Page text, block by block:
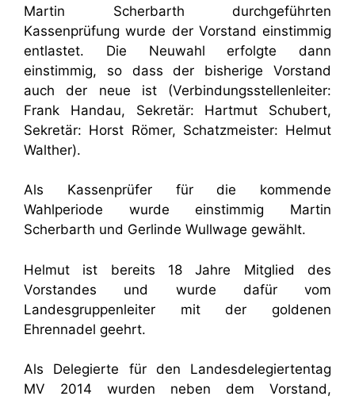
Martin Scherbarth durchgeführten
Kassenprüfung wurde der Vorstand einstimmig
entlastet. Die Neuwahl erfolgte dann
einstimmig, so dass der bisherige Vorstand
auch der neue ist (Verbindungsstellenleiter:
Frank Handau, Sekretär: Hartmut Schubert,
Sekretär: Horst Römer, Schatzmeister: Helmut
Walther).
Als Kassenprüfer für die kommende
Wahlperiode wurde einstimmig Martin
Scherbarth und Gerlinde Wullwage gewählt.
Helmut ist bereits 18 Jahre Mitglied des
Vorstandes und wurde dafür vom
Landesgruppenleiter mit der goldenen
Ehrennadel geehrt.
Als Delegierte für den Landesdelegiertentag
MV 2014 wurden neben dem Vorstand,